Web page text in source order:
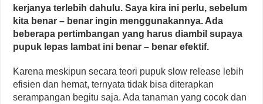
kerjanya terlebih dahulu. Saya kira ini perlu, sebelum
kita benar – benar ingin menggunakannya. Ada
beberapa pertimbangan yang harus diambil supaya
pupuk lepas lambat ini benar – benar efektif.
Karena meskipun secara teori pupuk slow release lebih
efisien dan hemat, ternyata tidak bisa diterapkan
serampangan begitu saja. Ada tanaman yang cocok dan